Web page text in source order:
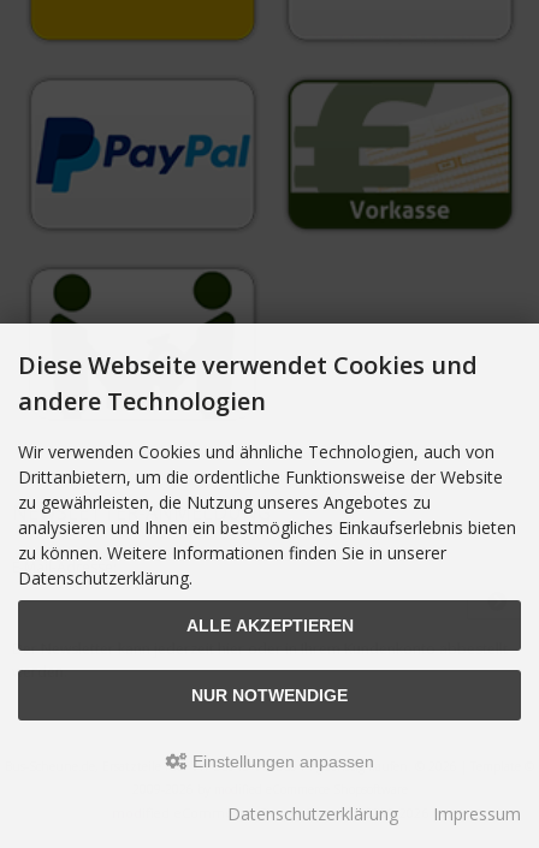
NEWSLETTER-ANMELDUNG
E-Mail-Adresse:
Der Newsletter kann jederzeit hier oder in Ihrem Kundenkonto abbestellt
werden.
Bus-Scheune.de, Ersatzteile fuer VW Bus T3 VW Bus T4 guenstig kaufen. © 2026 | Template ©
ified eCommerce Shopsoftware © 2009-2026
Diese Webseite verwendet Cookies und
andere Technologien
Wir verwenden Cookies und ähnliche Technologien, auch von
Drittanbietern, um die ordentliche Funktionsweise der Website
zu gewährleisten, die Nutzung unseres Angebotes zu
analysieren und Ihnen ein bestmögliches Einkaufserlebnis bieten
zu können. Weitere Informationen finden Sie in unserer
Datenschutzerklärung.
ALLE AKZEPTIEREN
NUR NOTWENDIGE
Einstellungen anpassen
Datenschutzerklärung Impressum